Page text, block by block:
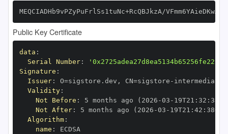
MEQCIADHb9vPZyPuFrlSs1tuNc+RcQBJkzA/
Public Key Certificate
data :
Serial Number:
Signature :
Issuer: O=sigstore.dev , CN=sigstore -
Validity:
Not Before : 5 months ago (2026 -03 - 19T21 : 32 :
Not After: 5 months ago (2026 -03 - 19T21 : 42 : 38+00
Algorithm:
name :